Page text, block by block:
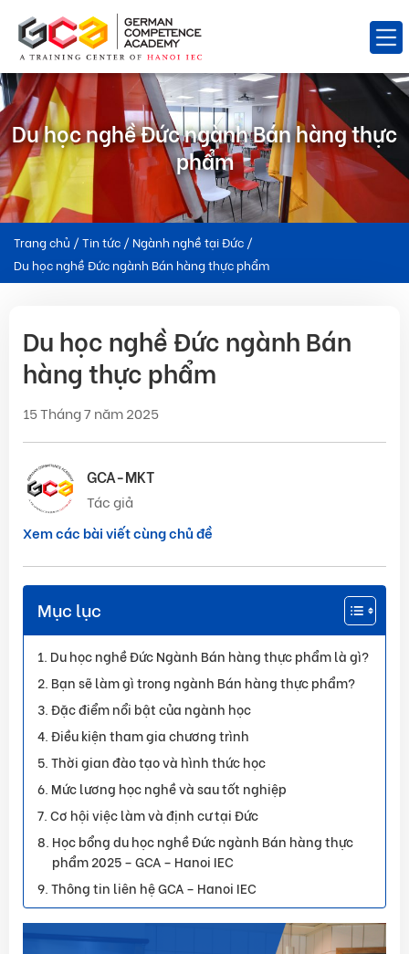
Du học nghề Đức ngành Bán hàng thực
phẩm
Trang chủ /Tin tức / Ngành nghề tại Đức /
Du học nghề Đức ngành Bán hàng thực phẩm
Du học nghề Đức ngành Bán
hàng thực phẩm
15 Tháng 7 năm 2025
GCA-MKT
Tác giả
Xem các bài viết cùng chủ đề
Mục lục
Du học nghề Đức Ngành Bán hàng thực phẩm là gì?
Bạn sẽ làm gì trong ngành Bán hàng thực phẩm?
Đặc điểm nổi bật của ngành học
Điều kiện tham gia chương trình
Thời gian đào tạo và hình thức học
Mức lương học nghề và sau tốt nghiệp
Cơ hội việc làm và định cư tại Đức
Học bổng du học nghề Đức ngành Bán hàng thực
phẩm 2025 – GCA – Hanoi IEC
Thông tin liên hệ GCA – Hanoi IEC